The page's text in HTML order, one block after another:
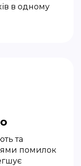
в одному
та
помилок